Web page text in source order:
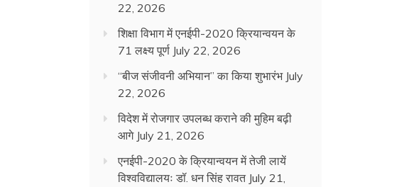
22, 2026
शिक्षा विभाग में एनईपी-2020 क्रियान्वयन के
71 लक्ष्य पूर्ण July 22, 2026
“बीज संजीवनी अभियान” का किया शुभारंभ July
22, 2026
विदेश में रोजगार उपलब्ध कराने की मुहिम बढ़ी
आगे July 21, 2026
एनईपी-2020 के क्रियान्वयन में तेजी लायें
विश्वविद्यालयः डॉ. धन सिंह रावत July 21,